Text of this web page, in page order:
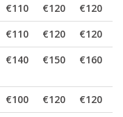
€110 €120 €120
€110 €120 €120
€140 €150 €160
€100 €120 €120